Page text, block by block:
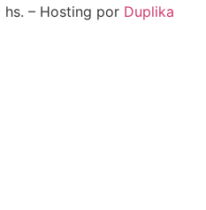
hs. – Hosting por Duplika